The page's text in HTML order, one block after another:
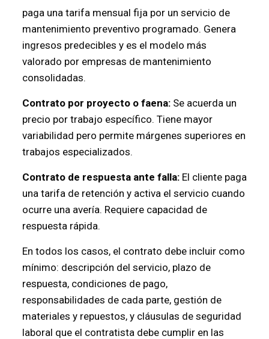
paga una tarifa mensual fija por un servicio de
mantenimiento preventivo programado. Genera
ingresos predecibles y es el modelo más
valorado por empresas de mantenimiento
consolidadas.
Contrato por proyecto o faena:Se acuerda un
precio por trabajo específico. Tiene mayor
variabilidad pero permite márgenes superiores en
trabajos especializados.
Contrato de respuesta ante falla:El cliente paga
una tarifa de retención y activa el servicio cuando
ocurre una avería. Requiere capacidad de
respuesta rápida.
En todos los casos, el contrato debe incluir como
mínimo: descripción del servicio, plazo de
respuesta, condiciones de pago,
responsabilidades de cada parte, gestión de
materiales y repuestos, y cláusulas de seguridad
laboral que el contratista debe cumplir en las